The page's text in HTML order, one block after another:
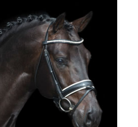
Mehr Info